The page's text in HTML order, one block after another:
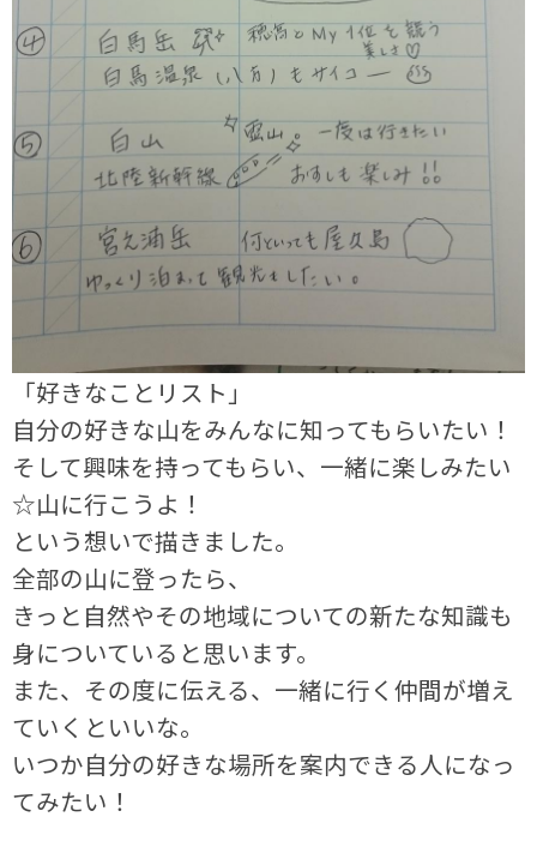
「好きなことリスト」
自分の好きな山をみんなに知ってもらいたい！
そして興味を持ってもらい、一緒に楽しみたい
☆山に行こうよ！
という想いで描きました。
全部の山に登ったら、
きっと自然やその地域についての新たな知識も
身についていると思います。
また、その度に伝える、一緒に行く仲間が増え
ていくといいな。
いつか自分の好きな場所を案内できる人になっ
てみたい！